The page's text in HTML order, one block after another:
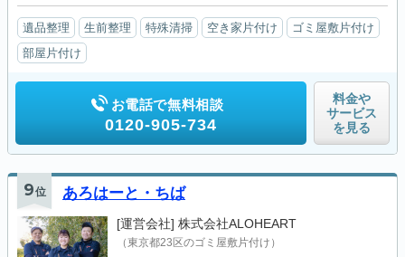
遺品整理 生前整理 特殊清掃 空き家片付け
ゴミ屋敷片付け
部屋片付け
お電話で無料相談
0120-905-734
料金や
サービス
を見る
9位 あろはーと・ちば
[運営会社] 株式会社ALOHEART
（東京都23区のゴミ屋敷片付け）